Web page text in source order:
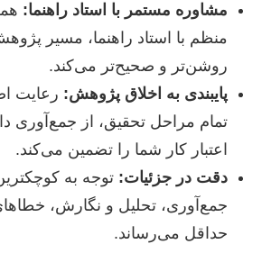
مشاوره مستمر با استاد راهنما:
منظم با استاد راهنما، مسیر
روشن‌تر و صحیح‌تر می‌کند.
پایبندی به اخلاق پژوهش: رعایت
تمام مراحل تحقیق، از جمع‌آوری
اعتبار کار شما را تضمین می‌کند.
دقت در جزئیات: توجه به
جمع‌آوری، تحلیل و نگارش،
حداقل می‌رساند.